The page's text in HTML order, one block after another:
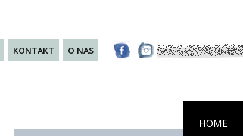
KONTAKT O NAS
HOME